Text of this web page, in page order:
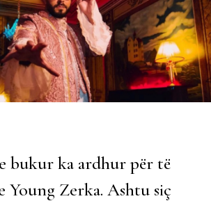
bukur ka ardhur për të
Young Zerka. Ashtu siç